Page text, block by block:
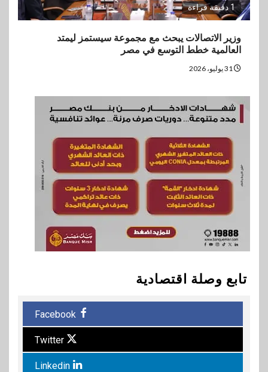
1 دقيقة قراءة
وزير الاتصالات يبحث مع مجموعة سيستمز ليمتد
العالمية خطط التوسع في مصر
تابع وصلة اقتصادية
Facebook
Twitter
Linkedin